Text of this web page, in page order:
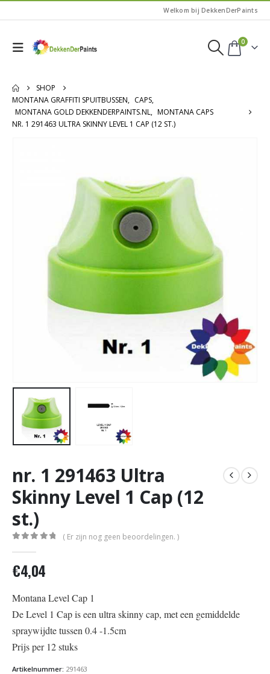
Welkom bij DekkenDerPaints
0
SHOP
MONTANA GRAFFITI SPUITBUSSEN, CAPS,
MONTANA GOLD DEKKENDERPAINTS.NL, MONTANA CAPS
NR. 1 291463 ULTRA SKINNY LEVEL 1 CAP (12 ST.)
nr. 1 291463 Ultra
Skinny Level 1 Cap (12
st.)
( Er zijn nog geen beoordelingen. )
€4,04
Montana Level Cap 1
De Level 1 Cap is een ultra skinny cap, met een gemiddelde
spraywijdte tussen 0.4 -1.5cm
Prijs per 12 stuks
Artikelnummer: 291463